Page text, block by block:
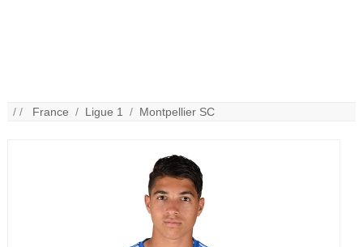
/ / France / Ligue 1 / Montpellier SC